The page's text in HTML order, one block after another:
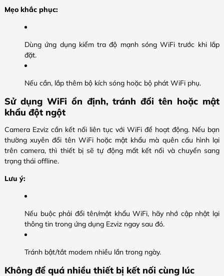
Mẹo khắc phục:
Dùng ứng dụng kiểm tra độ mạnh sóng WiFi trước khi lắp
đặt.
Nếu cần, lắp thêm bộ kích sóng hoặc bộ phát WiFi phụ.
Sử dụng WiFi ổn định, tránh đổi tên hoặc mật
khẩu đột ngột
Camera Ezviz cần kết nối liên tục với WiFi để hoạt động. Nếu bạn
thường xuyên đổi tên WiFi hoặc mật khẩu mà quên cấu hình lại
trên camera, thì thiết bị sẽ tự động mất kết nối và chuyển sang
trạng thái offline.
Lưu ý:
Nếu buộc phải đổi tên/mật khẩu WiFi, hãy nhớ cập nhật lại
thông tin trong ứng dụng Ezviz ngay sau đó.
Tránh bật/tắt modem nhiều lần trong ngày.
Không để quá nhiều thiết bị kết nối cùng lúc